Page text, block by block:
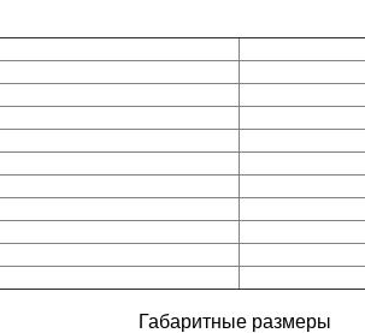
Габаритные размеры